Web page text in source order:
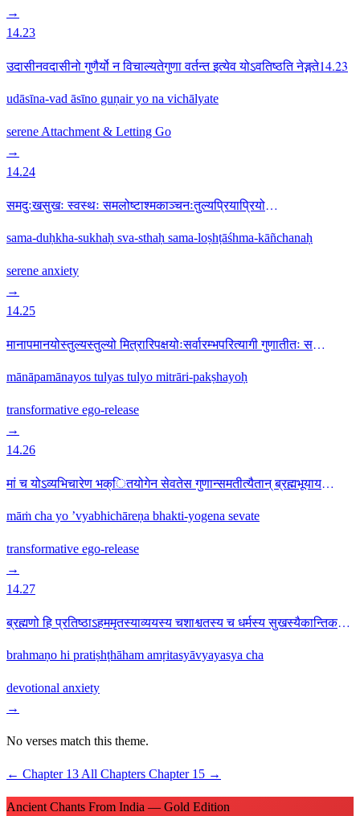
→
14.23
उदासीनवदासीनो गुणैर्यो न विचाल्यतेगुणा वर्तन्त इत्येव योऽवतिष्ठति नेङ्गते14.23
udāsīna-vad āsīno guṇair yo na vichālyate
serene Attachment & Letting Go
→
14.24
समदुःखसुखः स्वस्थः समलोष्टाश्मकाञ्चनःतुल्यप्रियाप्रियो
sama-duḥkha-sukhaḥ sva-sthaḥ sama-loṣhṭāśhma-kāñchanaḥ
serene anxiety
→
14.25
मानापमानयोस्तुल्यस्तुल्यो मित्रारिपक्षयोःसर्वारम्भपरित्यागी गुणातीतः स
mānāpamānayos tulyas tulyo mitrāri-pakṣhayoḥ
transformative ego-release
→
14.26
मां च योऽव्यभिचारेण भक्ितयोगेन सेवतेस गुणान्समतीत्यैतान् ब्रह्मभूयाय
māṁ cha yo ’vyabhichāreṇa bhakti-yogena sevate
transformative ego-release
→
14.27
ब्रह्मणो हि प्रतिष्ठाऽहममृतस्याव्ययस्य चशाश्वतस्य च धर्मस्य सुखस्यैकान्तिकस्य
brahmaṇo hi pratiṣhṭhāham amṛitasyāvyayasya cha
devotional anxiety
→
No verses match this theme.
← Chapter 13 All Chapters Chapter 15 →
Ancient Chants From India — Gold Edition